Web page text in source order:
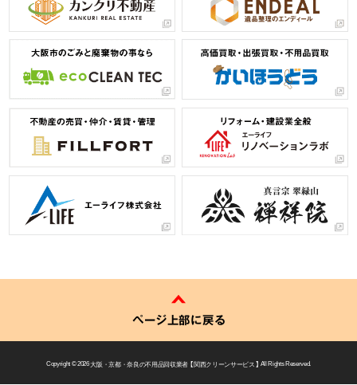
ページ上部に戻る
Copyright © 2026大阪・京都・奈良の不用品回収業者 【 関西クリーンサービス 】 All Rights Reserved.